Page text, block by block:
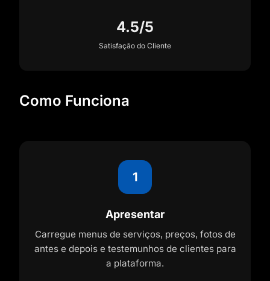
4.5/5
Satisfação do Cliente
Como Funciona
1
Apresentar
Carregue menus de serviços, preços, fotos de
antes e depois e testemunhos de clientes para
a plataforma.